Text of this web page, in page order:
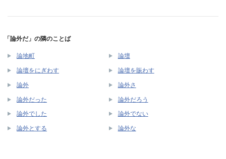
「論外だ」の隣のことば
論地町 論壇
論壇をにぎわす 論壇を賑わす
論外 論外さ
論外だった 論外だろう
論外でした 論外でない
論外とする 論外な